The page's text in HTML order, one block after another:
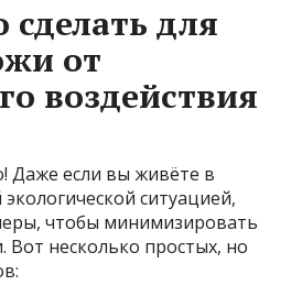
для
от
воздействия
Даже если вы живёте в
ситуацией,
чтобы минимизировать
Вот несколько простых, но